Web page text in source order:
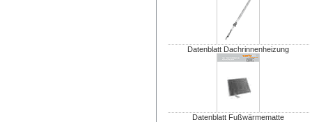
Datenblatt Dachrinnenheizung
Datenblatt Fußwärmematte